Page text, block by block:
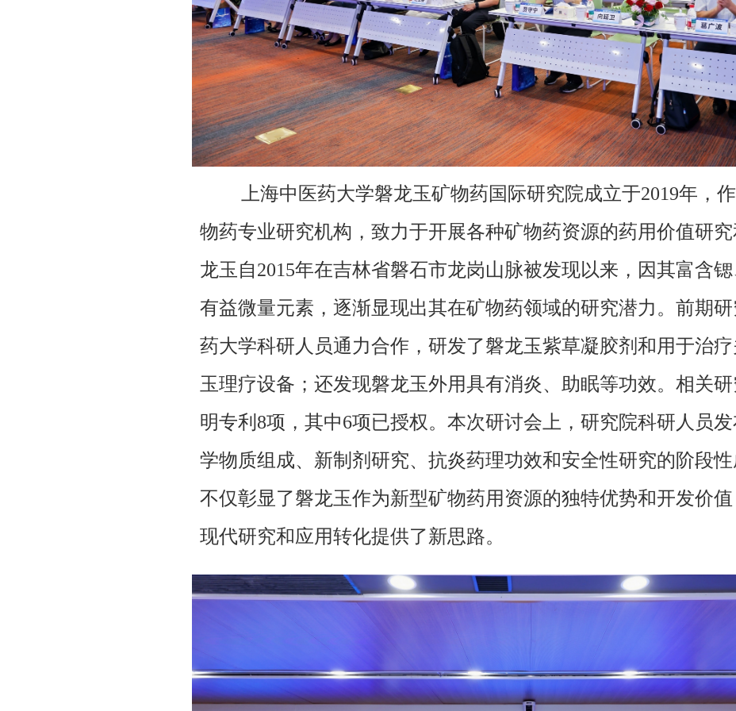
上海中医药大学磐龙玉矿物药国际研究院成立于2019年，
物药专业研究机构，致力于开展各种矿物药资源的药用价值研
龙玉自2015年在吉林省磐石市龙岗山脉被发现以来，因其富含
有益微量元素，逐渐显现出其在矿物药领域的研究潜力。前期
药大学科研人员通力合作，研发了磐龙玉紫草凝胶剂和用于治
玉理疗设备；还发现磐龙玉外用具有消炎、助眠等功效。相关
明专利8项，其中6项已授权。本次研讨会上，研究院科研人员
学物质组成、新制剂研究、抗炎药理功效和安全性研究的阶段
不仅彰显了磐龙玉作为新型矿物药用资源的独特优势和开发价
现代研究和应用转化提供了新思路。